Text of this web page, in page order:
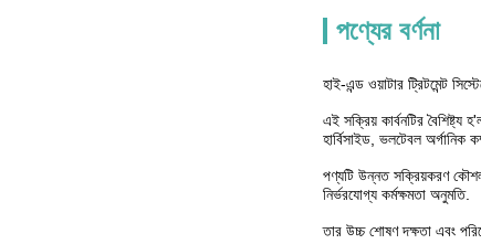
পণ্যের বর্ণনা
হাই-এন্ড ওয়াটার ট্রিটমেন্ট
এই সক্রিয় কার্বনটির
হার্বিসাইড, ভলটেবল
পণ্যটি উন্নত সক্রিয়করণ কৌশল
নির্ভরযোগ্য কর্মক্ষমতা অনুমতি.
তার উচ্চ শোষণ দক্ষতা এবং